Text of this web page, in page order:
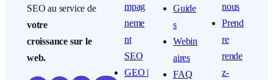
SEO au service de
votre
croissance sur le
web.
mpag
neme
nt
SEO
GEO |
Guide
s
Webin
aires
FAQ
nous
Prend
re
rende
z-